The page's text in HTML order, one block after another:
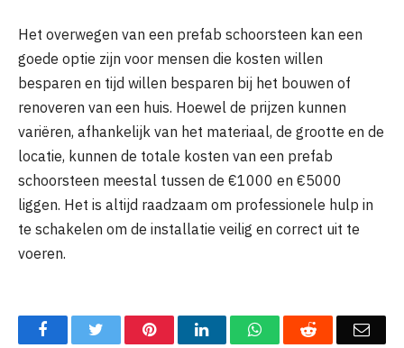
Het overwegen van een prefab schoorsteen kan een
goede optie zijn voor mensen die kosten willen
besparen en tijd willen besparen bij het bouwen of
renoveren van een huis. Hoewel de prijzen kunnen
variëren, afhankelijk van het materiaal, de grootte en de
locatie, kunnen de totale kosten van een prefab
schoorsteen meestal tussen de €1000 en €5000
liggen. Het is altijd raadzaam om professionele hulp in
te schakelen om de installatie veilig en correct uit te
voeren.
FacebookTwitter PinterestLinkedInWhatsAppReddit